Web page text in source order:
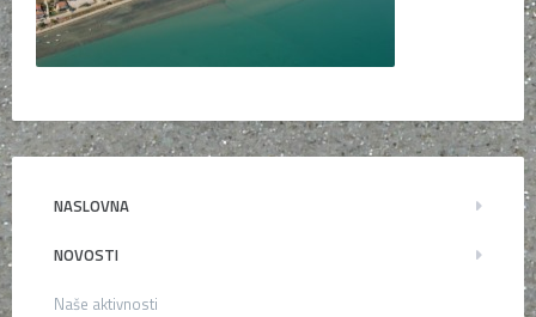
NASLOVNA
NOVOSTI
Naše aktivnosti